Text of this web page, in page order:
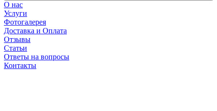
О нас
Услуги
Фотогалерея
Доставка и Оплата
Отзывы
Статьи
Ответы на вопросы
Контакты